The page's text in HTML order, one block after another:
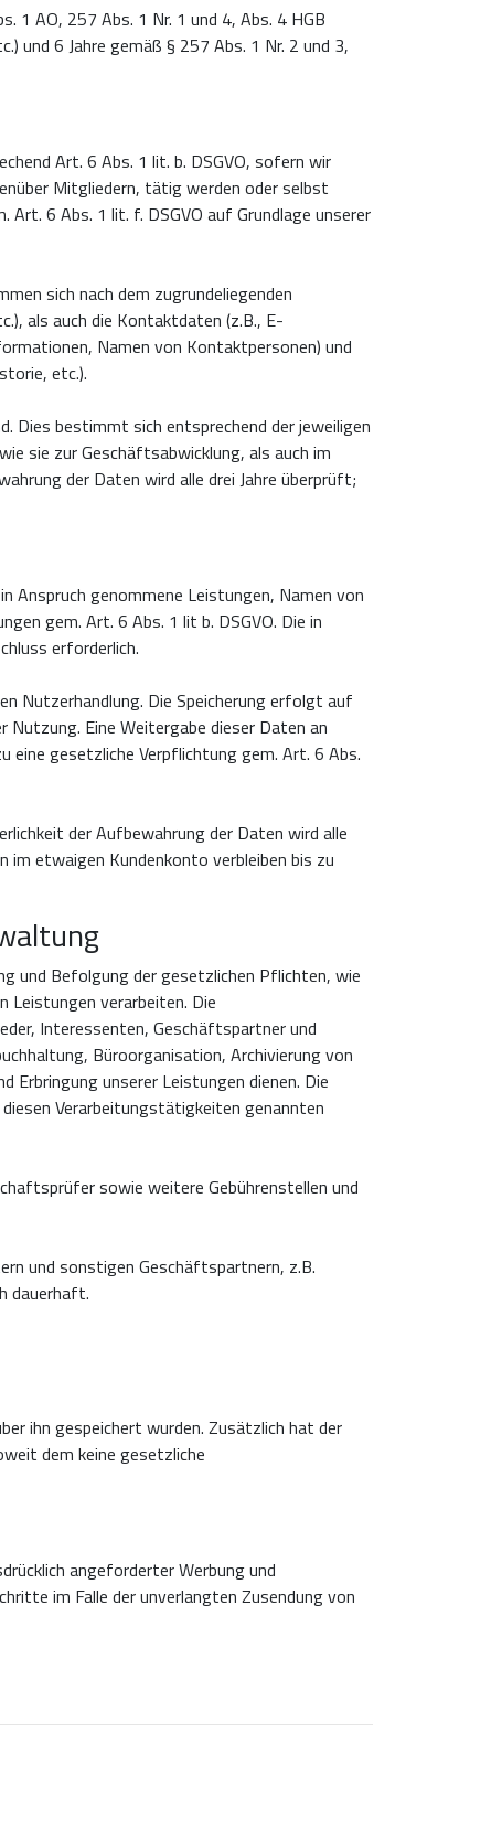
1 AO, 257 Abs. 1 Nr. 1 und 4, Abs. 4 HGB
und 6 Jahre gemäß § 257 Abs. 1 Nr. 2 und 3,
Art. 6 Abs. 1 lit. b. DSGVO, sofern wir
Mitgliedern, tätig werden oder selbst
6 Abs. 1 lit. f. DSGVO auf Grundlage unserer
sich nach dem zugrundeliegenden
als auch die Kontaktdaten (z.B., E-
Namen von Kontaktpersonen) und
etc.).
Dies bestimmt sich entsprechend der jeweiligen
sie zur Geschäftsabwicklung, als auch im
der Daten wird alle drei Jahre überprüft;
Anspruch genommene Leistungen, Namen von
gem. Art. 6 Abs. 1 lit b. DSGVO. Die in
erforderlich.
Nutzerhandlung. Die Speicherung erfolgt auf
Eine Weitergabe dieser Daten an
gesetzliche Verpflichtung gem. Art. 6 Abs.
der Aufbewahrung der Daten wird alle
im etwaigen Kundenkonto verbleiben bis zu
und Befolgung der gesetzlichen Pflichten, wie
Leistungen verarbeiten. Die
Interessenten, Geschäftspartner und
Büroorganisation, Archivierung von
unserer Leistungen dienen. Die
Verarbeitungstätigkeiten genannten
sowie weitere Gebührenstellen und
und sonstigen Geschäftspartnern, z.B.
dauerhaft.
ihn gespeichert wurden. Zusätzlich hat der
dem keine gesetzliche
angeforderter Werbung und
im Falle der unverlangten Zusendung von